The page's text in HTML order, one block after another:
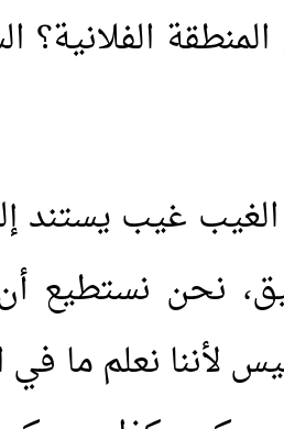
الفلانية؟
غيب يستند
نحن نستطيع أن
لأننا نعلم ما